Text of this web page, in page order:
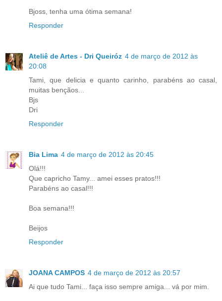
Bjoss, tenha uma ótima semana!
Responder
Ateliê de Artes - Dri Queiróz 4 de março de 2012 às
20:08
Tami, que delicia e quanto carinho, parabéns ao casal,
muitas bençãos...
Bjs
Dri
Responder
Bia Lima 4 de março de 2012 às 20:45
Olá!!!
Que capricho Tamy... amei esses pratos!!!
Parabéns ao casal!!!
Boa semana!!!
Beijos
Responder
JOANA CAMPOS 4 de março de 2012 às 20:57
Ai que tudo Tami... faça isso sempre amiga... vá por mim.